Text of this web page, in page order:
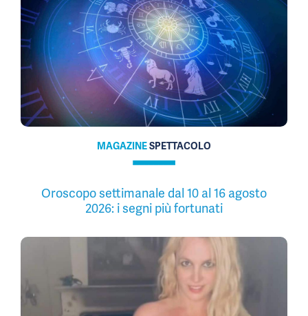
MAGAZINESPETTACOLO
Oroscopo settimanale dal 10 al 16 agosto
2026: i segni più fortunati